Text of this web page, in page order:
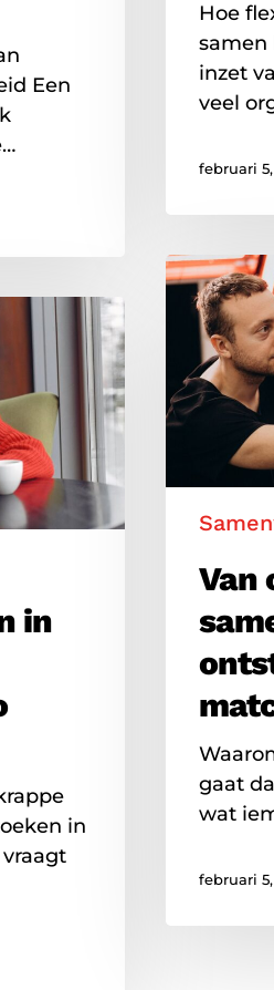
Een
Hoe
samen
inzet
veel
februari
Van
naar
zo
ontstaan
duurzame
matches
Van
gaat
wat
februari
in
in